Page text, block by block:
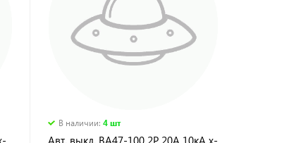
В наличии:4 шт
Авт. выкл. ВА47-100 2Р 20А 10кА х-